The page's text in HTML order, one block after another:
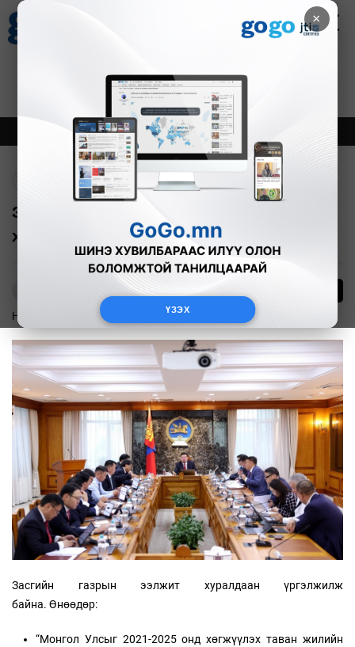
×
ҮЗЭХ
Зурхай
8.09
Онцлох Шинэ
Засгийн газрын хуралдаанаар
хэлэлцэж буй асуудлууд
О.Батхишиг
Нийгэм 2025-09-10
Засгийн газрын ээлжит хуралдаан үргэлжилж
байна. Өнөөдөр:
“Монгол Улсыг 2021-2025 онд хөгжүүлэх таван жилийн